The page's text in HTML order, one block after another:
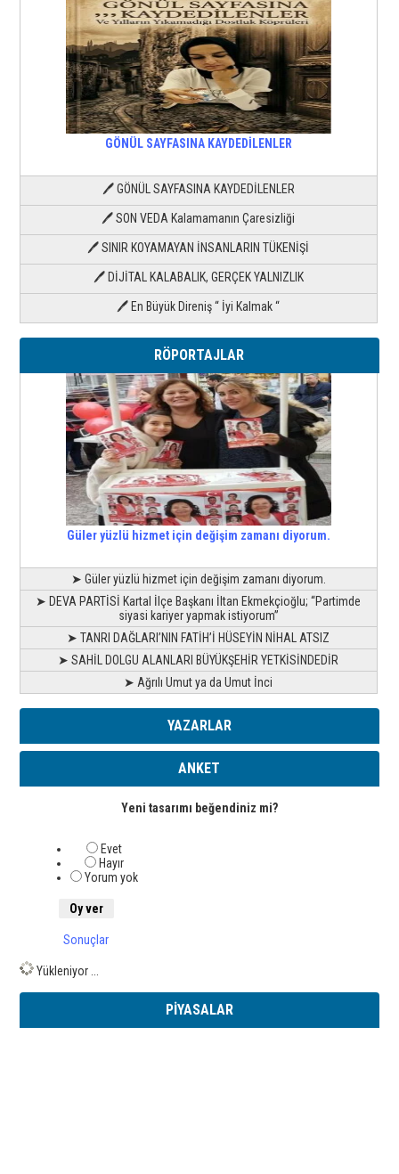
GÖNÜL SAYFASINA KAYDEDİLENLER
🖊 GÖNÜL SAYFASINA KAYDEDİLENLER
🖊 SON VEDA Kalamamanın Çaresizliği
🖊 SINIR KOYAMAYAN İNSANLARIN TÜKENİŞİ
🖊 DİJİTAL KALABALIK, GERÇEK YALNIZLIK
🖊 En Büyük Direniş “ İyi Kalmak “
RÖPORTAJLAR
Güler yüzlü hizmet için değişim zamanı diyorum.
➤ Güler yüzlü hizmet için değişim zamanı diyorum.
➤ DEVA PARTİSİ Kartal İlçe Başkanı İltan Ekmekçioğlu; “Partimde
siyasi kariyer yapmak istiyorum”
➤ TANRI DAĞLARI’NIN FATİH’İ HÜSEYİN NİHAL ATSIZ
➤ SAHİL DOLGU ALANLARI BÜYÜKŞEHİR YETKİSİNDEDİR
➤ Ağrılı Umut ya da Umut İnci
YAZARLAR
ANKET
Yeni tasarımı beğendiniz mi?
Evet
Hayır
Yorum yok
Sonuçlar
Yükleniyor ...
PİYASALAR